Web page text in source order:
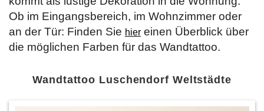
Ob im Eingangsbereich, im Wohnzimmer oder
an der Tür: Finden Sie hier einen Überblick über
die möglichen Farben für das Wandtattoo.
Wandtattoo Luschendorf Weltstädte